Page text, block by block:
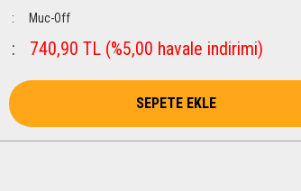
Muc-Off
740,90 TL (%5,00 havale indirimi)
SEPETE EKLE